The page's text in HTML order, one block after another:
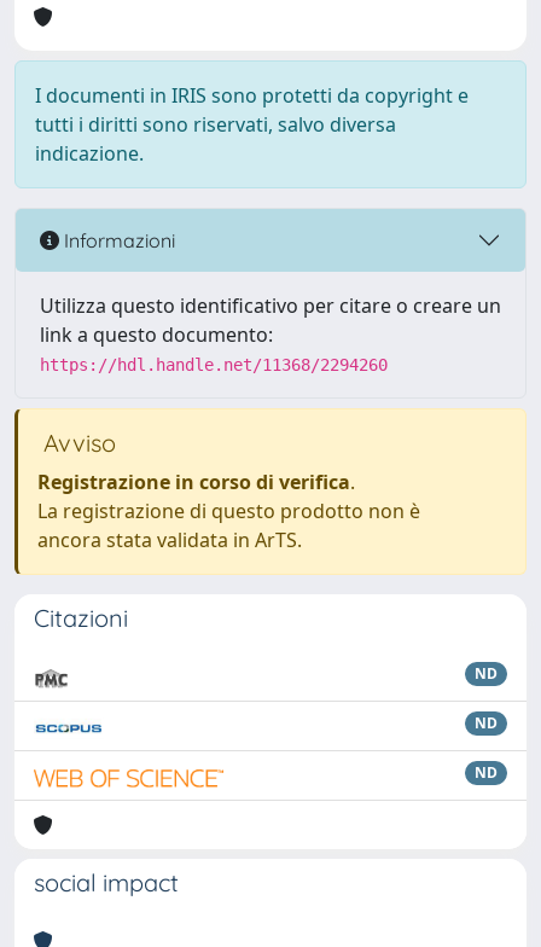
I documenti in IRIS sono protetti da copyright e
tutti i diritti sono riservati, salvo diversa
indicazione.
Informazioni
Utilizza questo identificativo per citare o creare un
link a questo documento:
https://hdl.handle.net/11368/2294260
Avviso
Registrazione in corso di verifica.
La registrazione di questo prodotto non è
ancora stata validata in ArTS.
Citazioni
ND
ND
ND
social impact